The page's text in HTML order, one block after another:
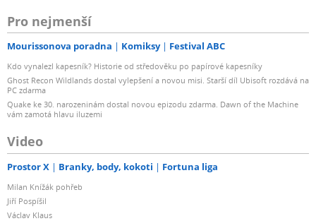
Pro nejmenší
Mourissonova poradna Komiksy Festival ABC
Kdo vynalezl kapesník? Historie od středověku po papírové kapesníky
Ghost Recon Wildlands dostal vylepšení a novou misi. Starší díl Ubisoft rozdává na
PC zdarma
Quake ke 30. narozeninám dostal novou epizodu zdarma. Dawn of the Machine
vám zamotá hlavu iluzemi
Video
Prostor X Branky, body, kokoti Fortuna liga
Milan Knížák pohřeb
Jiří Pospíšil
Václav Klaus